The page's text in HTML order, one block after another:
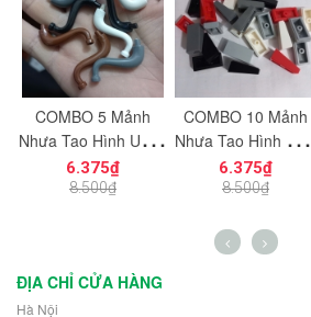
COMBO 5 Mảnh
Nhựa Tạo Hình Uống
Cong Dùng Cho Mô
Hình Nhân Vật Mini
6.375₫
8.500₫
COMBO 10 Mảnh
Nhựa Tạo Hình Trơn
Vát Dọc 1x2
NO.1725 Đồ Chơi
6.375₫
8.500₫
ĐỊA CHỈ CỬA HÀNG
Hà Nội